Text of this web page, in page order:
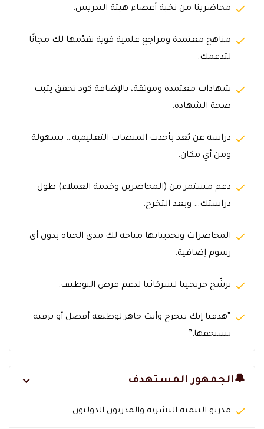
محاضرينا من نخبة أعضاء هيئة التدريس.
مناهج معتمدة ومراجع علمية قوية نقدّمها لك مجانًا
لتدعمك.
شهادات معتمدة وموثقة، بالإضافة كود تحقق يثبت
صحة الشهادة.
دراسة عن بُعد بأحدث المنصات التعليمية… بسهولة
ومن أي مكان.
دعم مستمر من (المحاضرين وخدمة العملاء) طول
دراستك… وبعد التخرج.
المحاضرات وتحديثاتها متاحة لك مدى الحياة بدون أي
رسوم إضافية.
نرشّح خريجينا لشركائنا لدعم فرص التوظيف.
“هدفنا إنك تتخرج وأنت جاهز لوظيفة أفضل أو ترقية
تستحقها.”
🔔الجمهور المستهدف
مدربو التنمية البشرية والمدربون الدوليون